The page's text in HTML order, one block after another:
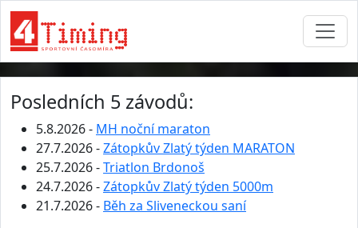
Posledních 5 závodů:
5.8.2026 - MH noční maraton
27.7.2026 -Zátopkův Zlatý týden MARATON
25.7.2026 -Triatlon Brdonoš
24.7.2026 -Zátopkův Zlatý týden 5000m
21.7.2026 - Běh za Sliveneckou saní